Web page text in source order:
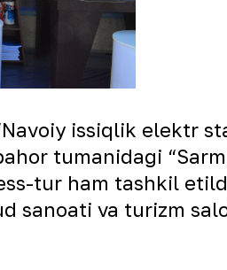
issiqlik elektr
tumanidagi
tur ham tashkil
sanoati va turizm